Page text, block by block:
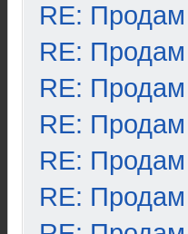
RE:
RE:
RE:
RE:
RE:
RE: